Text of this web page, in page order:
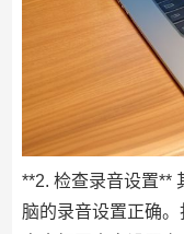
**2. 检查录音设置**
脑的录音设置正确